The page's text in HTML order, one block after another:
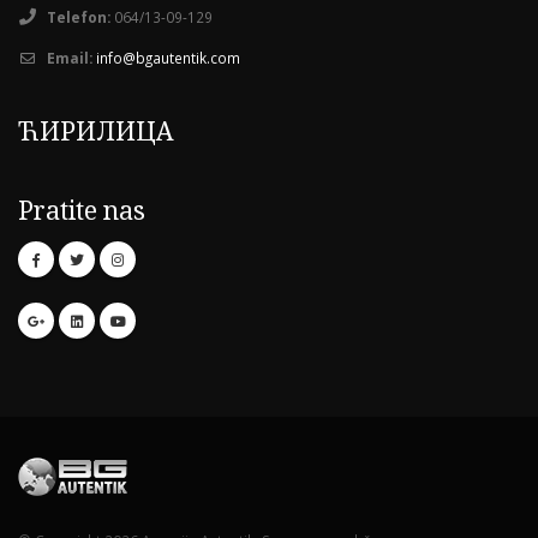
Telefon: 064/13-09-129
Email: info@bgautentik.com
ЋИРИЛИЦА
Pratite nas